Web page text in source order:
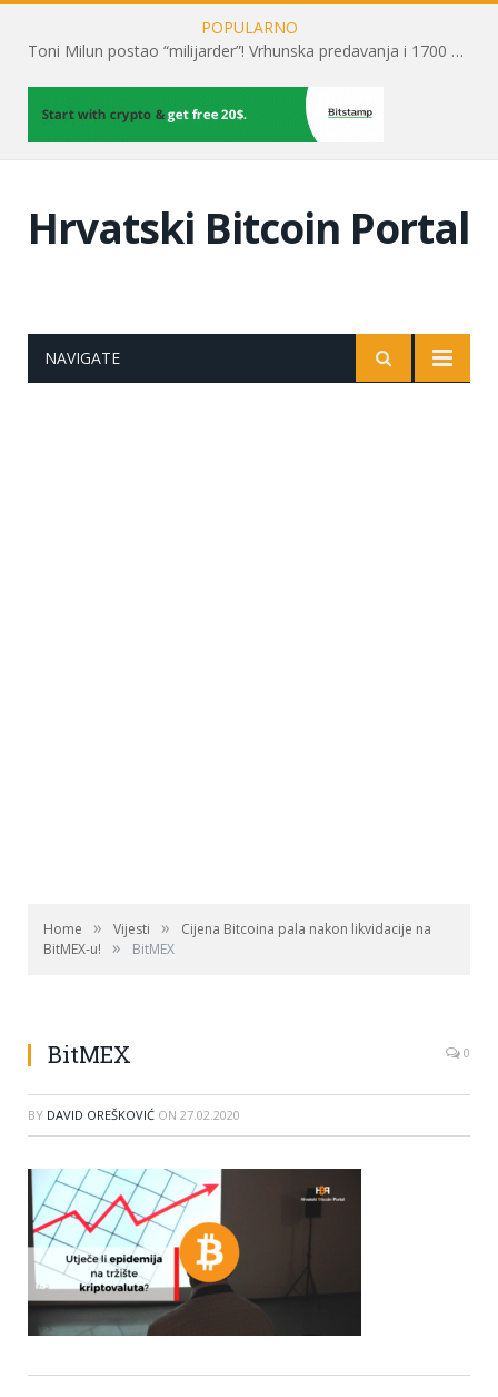
POPULARNO
Toni Milun postao “milijarder”! Vrhunska predavanja i 1700 posjetitelja obilježili su mjesec financijske pismenosti
Hrvatski Bitcoin Portal
NAVIGATE
Home » Vijesti »
Cijena Bitcoina pala nakon likvidacije na
BitMEX-u!
» BitMEX
BitMEX 0
BY DAVID OREŠKOVIĆ ON 27.02.2020